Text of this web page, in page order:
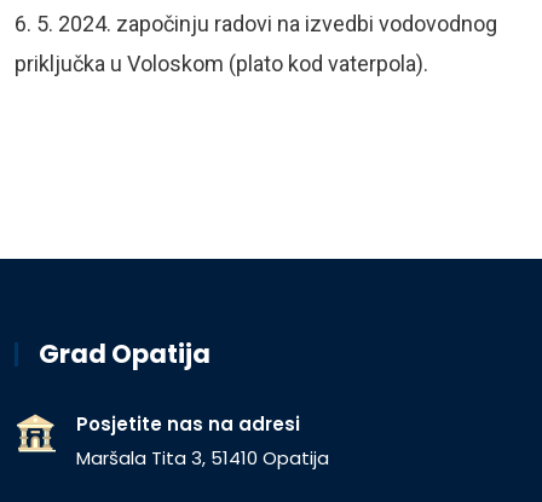
6. 5. 2024. započinju radovi na izvedbi vodovodnog
priključka u Voloskom (plato kod vaterpola).
Grad Opatija
Posjetite nas na adresi
Maršala Tita 3, 51410 Opatija